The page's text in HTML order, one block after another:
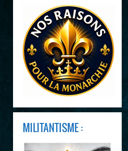
MILITANTISME :